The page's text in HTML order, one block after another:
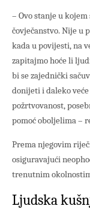
– Ovo stanje u
čovječanstvo. Nije u
kada u povijesti, na
zapitajmo hoće li
bi se zajednički
donijeti i daleko
požrtvovanost,
pomoć oboljelima –
Prema njegovim
osiguravajući
trenutnim
Ljudska